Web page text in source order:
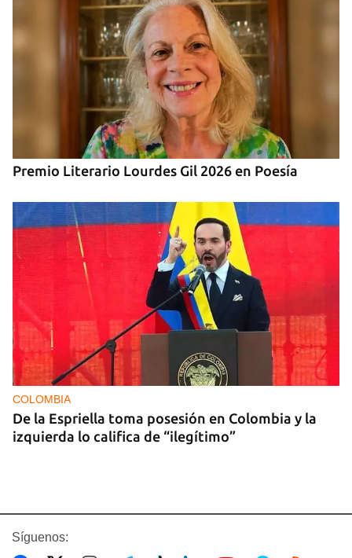
Premio Literario Lourdes Gil 2026 en Poesía
COLOMBIA
De la Espriella toma posesión en Colombia y la
izquierda lo califica de “ilegítimo”
Síguenos: